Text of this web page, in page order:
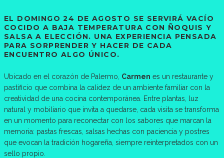
EL DOMINGO 24 DE AGOSTO SE SERVIRÁ VACÍO
COCIDO A BAJA TEMPERATURA CON ÑOQUIS Y
SALSA A ELECCIÓN. UNA EXPERIENCIA PENSADA
PARA SORPRENDER Y HACER DE CADA
ENCUENTRO ALGO ÚNICO.
Ubicado en el corazón de Palermo, Carmen es un restaurante y
pastificio que combina la calidez de un ambiente familiar con la
creatividad de una cocina contemporánea. Entre plantas, luz
natural y mobiliario que invita a quedarse, cada visita se transforma
en un momento para reconectar con los sabores que marcan la
memoria: pastas frescas, salsas hechas con paciencia y postres
que evocan la tradición hogareña, siempre reinterpretados con un
sello propio.